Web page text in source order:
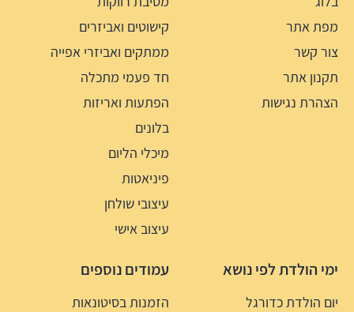
מפת אתר
צור קשר
תקנון אתר
הצהרת נגישות
קישוטים ואביזרים
ממתקים ואביזרי אפייה
חד פעמי מתכלה
הפתעות ואריזות
בלונים
מיכלי הליום
פיניאטות
עיצובי שולחן
עיצוב אישי
ימי הולדת לפי נושא
יום הולדת כדורגל
עמודים נוספים
הזמנות בסיטונאות